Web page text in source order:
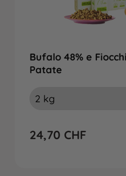
Bufalo 48% e
Patate
24,70 CHF